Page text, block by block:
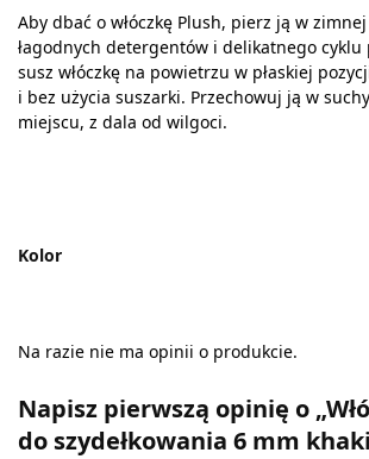
Aby dbać o włóczkę Plush, pierz ją w
łagodnych detergentów i delikatnego
susz włóczkę na powietrzu w płaskiej
i bez użycia suszarki. Przechowuj ją w
miejscu, z dala od wilgoci.
Kolor
Na razie nie ma opinii o produkcie.
Napisz pierwszą opinię o
do szydełkowania 6 mm